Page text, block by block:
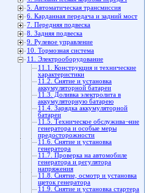
5. Автоматическая трансмиссия
6. Карданная передача и задний мост
7. Передняя подвеска
8. Задняя подвеска
9. Рулевое управление
10. Тормозная система
11. Электрооборудование
11.1. Конструкция и технические
характеристики
11.2. Снятие и установка
аккумуляторной батареи
11.3. Доливка электролита в
аккумуляторную батарею
11.4. Зарядка аккумуляторной
батареи
11.5. Техническое обслужива¬ние
генератора и особые меры
предосторожности
11.6. Снятие и установка
генератора
11.7. Проверка на автомобиле
генератора и регулятора
напряжения
11.8. Снятие, осмотр и установка
щеток генератора
11.9. Снятие и установка стартера